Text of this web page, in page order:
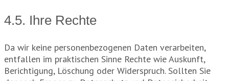
4.5. Ihre Rechte
Da wir keine personenbezogenen Daten verarbeiten,
entfallen im praktischen Sinne Rechte wie Auskunft,
Berichtigung, Löschung oder Widerspruch. Sollten Sie